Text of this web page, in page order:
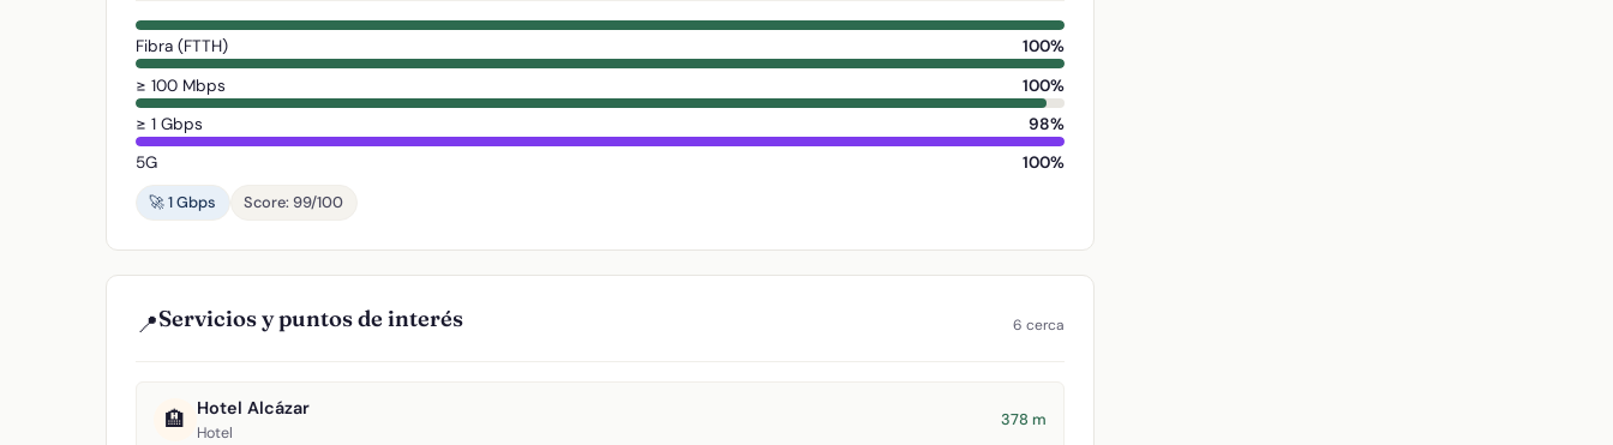
Fibra (FTTH)
100%
≥ 100 Mbps
100%
≥ 1 Gbps
98%
5G
100%
🚀 1 Gbps
Score: 99/100
📍Servicios y puntos de interés 6 cerca
🏨 Hotel Alcázar
Hotel
378 m